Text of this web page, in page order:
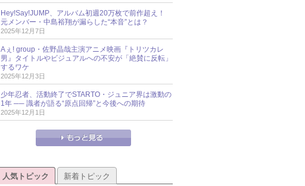
Hey!Say!JUMP、アルバム初週20万枚で前作超え！
元メンバー・中島裕翔が漏らした“本音”とは？
2025年12月7日
Aぇ! group・佐野晶哉主演アニメ映画『トリツカレ
男』タイトルやビジュアルへの不安が「絶賛に反転」
するワケ
2025年12月3日
少年忍者、活動終了でSTARTO・ジュニア界は激動の
1年 ── 識者が語る“原点回帰”と今後への期待
2025年12月1日
人気トピック 新着トピック